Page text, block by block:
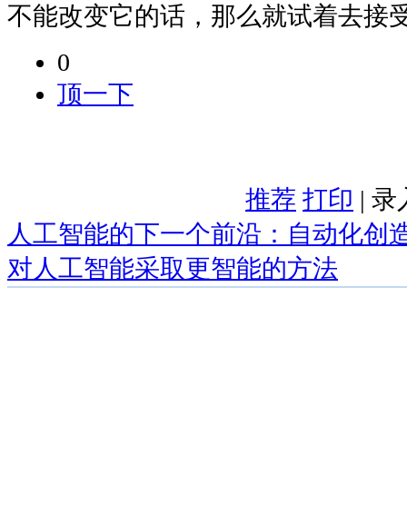
不能改变它的话，那么就试着去接
0
顶一下
推荐 打印 | 录
人工智能的下一个前沿：自动化创
对人工智能采取更智能的方法